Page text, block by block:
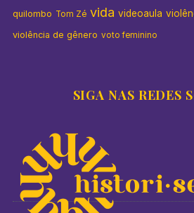
quilombo Tom Zé vida videoaula
violência de gênero voto feminino
SIGA NAS REDES